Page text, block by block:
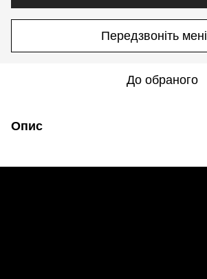
Передзвоніть мені
До обраного
Опис